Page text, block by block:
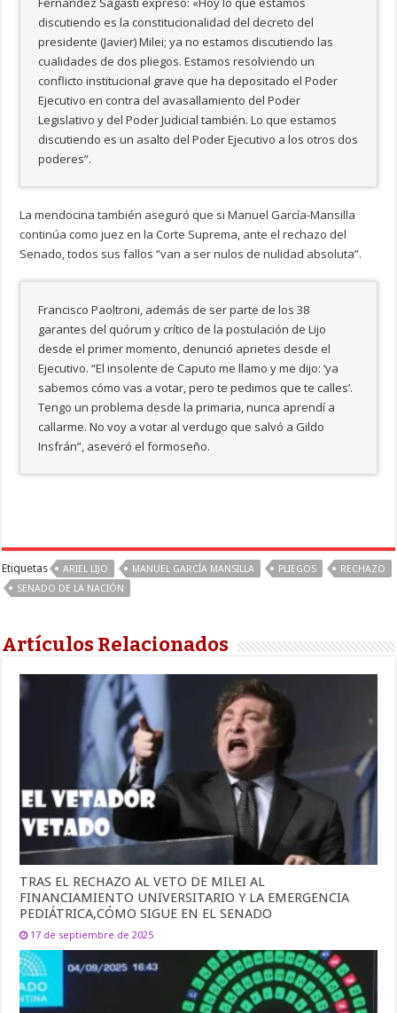
discutiendo es la constitucionalidad del decreto del
presidente (Javier) Milei; ya no estamos discutiendo las
cualidades de dos pliegos. Estamos resolviendo un
conflicto institucional grave que ha depositado el Poder
Ejecutivo en contra del avasallamiento del Poder
Legislativo y del Poder Judicial también. Lo que estamos
discutiendo es un asalto del Poder Ejecutivo a los otros dos
poderes”.
La mendocina también aseguró que si Manuel García-Mansilla
continúa como juez en la Corte Suprema, ante el rechazo del
Senado, todos sus fallos “van a ser nulos de nulidad absoluta”.
Francisco Paoltroni, además de ser parte de los 38
garantes del quórum y crítico de la postulación de Lijo
desde el primer momento, denunció aprietes desde el
Ejecutivo. “El insolente de Caputo me llamo y me dijo: ‘ya
sabemos cómo vas a votar, pero te pedimos que te calles’.
Tengo un problema desde la primaria, nunca aprendí a
callarme. No voy a votar al verdugo que salvó a Gildo
Insfrán”, aseveró el formoseño.
Etiquetas ARIEL LIJO MANUEL GARCÍA MANSILLA PLIEGOS
RECHAZO
SENADO DE LA NACIÓN
Artículos Relacionados
TRAS EL RECHAZO AL VETO DE MILEI AL
FINANCIAMIENTO UNIVERSITARIO Y LA EMERGENCIA
PEDIÁTRICA,CÓMO SIGUE EN EL SENADO
17 de septiembre de 2025